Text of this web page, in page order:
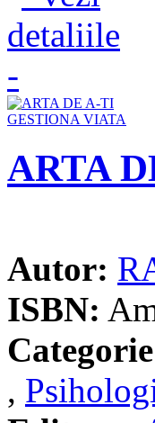
ARTA
Autor:
ISBN:
,